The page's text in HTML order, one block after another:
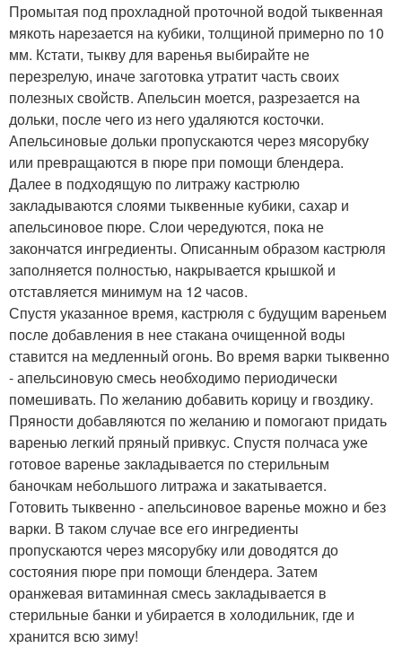
Промытая под прохладной проточной водой тыквенная
мякоть нарезается на кубики, толщиной примерно по 10
мм. Кстати, тыкву для варенья выбирайте не
перезрелую, иначе заготовка утратит часть своих
полезных свойств. Апельсин моется, разрезается на
дольки, после чего из него удаляются косточки.
Апельсиновые дольки пропускаются через мясорубку
или превращаются в пюре при помощи блендера.
Далее в подходящую по литражу кастрюлю
закладываются слоями тыквенные кубики, сахар и
апельсиновое пюре. Слои чередуются, пока не
закончатся ингредиенты. Описанным образом кастрюля
заполняется полностью, накрывается крышкой и
отставляется минимум на 12 часов.
Спустя указанное время, кастрюля с будущим вареньем
после добавления в нее стакана очищенной воды
ставится на медленный огонь. Во время варки тыквенно
- апельсиновую смесь необходимо периодически
помешивать. По желанию добавить корицу и гвоздику.
Пряности добавляются по желанию и помогают придать
варенью легкий пряный привкус. Спустя полчаса уже
готовое варенье закладывается по стерильным
баночкам небольшого литража и закатывается.
Готовить тыквенно - апельсиновое варенье можно и без
варки. В таком случае все его ингредиенты
пропускаются через мясорубку или доводятся до
состояния пюре при помощи блендера. Затем
оранжевая витаминная смесь закладывается в
стерильные банки и убирается в холодильник, где и
хранится всю зиму!